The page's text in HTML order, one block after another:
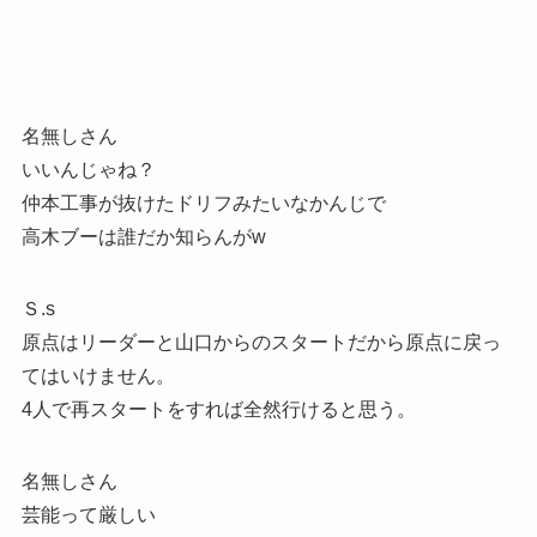
名無しさん
いいんじゃね？
仲本工事が抜けたドリフみたいなかんじで
高木ブーは誰だか知らんがw
Ｓ.s
原点はリーダーと山口からのスタートだから原点に戻っ
てはいけません。
4人で再スタートをすれば全然行けると思う。
名無しさん
芸能って厳しい